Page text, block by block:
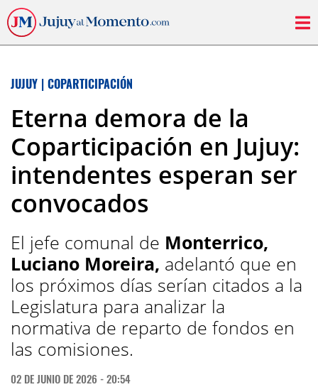
JUJUY | COPARTICIPACIÓN
Eterna demora de la
Coparticipación en Jujuy:
intendentes esperan ser
convocados
El jefe comunal de Monterrico,
Luciano Moreira, adelantó que en
los próximos días serían citados a la
Legislatura para analizar la
normativa de reparto de fondos en
las comisiones.
02 DE JUNIO DE 2026 - 20:54